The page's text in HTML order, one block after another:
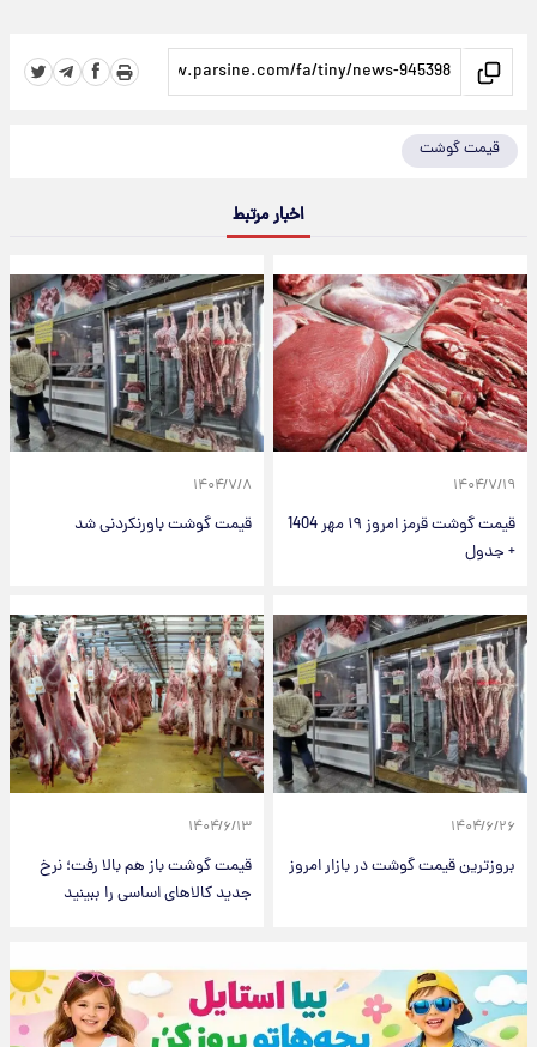
قیمت گوشت
اخبار مرتبط
۱۴۰۴/۷/۱۹
قیمت گوشت قرمز امروز ۱۹ مهر 1404
+ جدول
۱۴۰۴/۷/۸
قیمت گوشت باورنکردنی شد
۱۴۰۴/۶/۲۶
بروزترین قیمت گوشت در بازار امروز
۱۴۰۴/۶/۱۳
قیمت گوشت باز هم بالا رفت؛ نرخ
جدید کالاهای اساسی را ببینید